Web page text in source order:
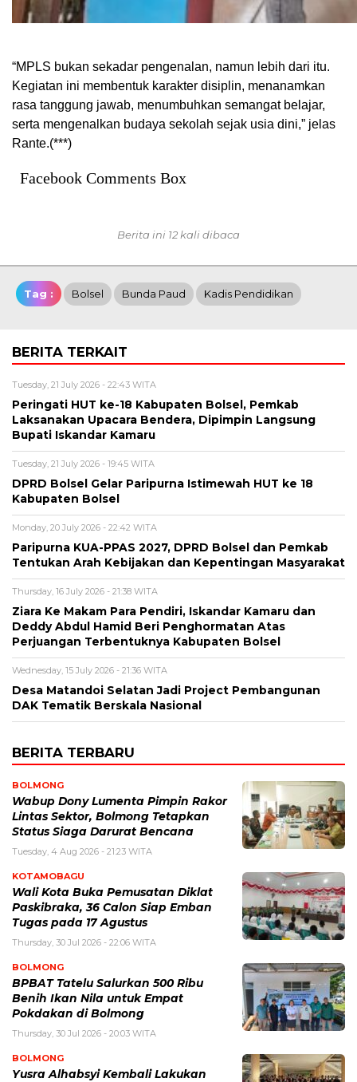
“MPLS bukan sekadar pengenalan, namun lebih dari itu.
Kegiatan ini membentuk karakter disiplin, menanamkan
rasa tanggung jawab, menumbuhkan semangat belajar,
serta mengenalkan budaya sekolah sejak usia dini,” jelas
Rante.(***)
Facebook Comments Box
Berita ini 12 kali dibaca
Tag : Bolsel Bunda Paud Kadis Pendidikan
BERITA TERKAIT
Tuesday, 21 July 2026 - 22:43 WITA
Peringati HUT ke-18 Kabupaten Bolsel, Pemkab
Laksanakan Upacara Bendera, Dipimpin Langsung
Bupati Iskandar Kamaru
Tuesday, 21 July 2026 - 19:45 WITA
DPRD Bolsel Gelar Paripurna Istimewah HUT ke 18
Kabupaten Bolsel
Monday, 20 July 2026 - 22:42 WITA
Paripurna KUA-PPAS 2027, DPRD Bolsel dan Pemkab
Tentukan Arah Kebijakan dan Kepentingan Masyarakat
Thursday, 16 July 2026 - 21:38 WITA
Ziara Ke Makam Para Pendiri, Iskandar Kamaru dan
Deddy Abdul Hamid Beri Penghormatan Atas
Perjuangan Terbentuknya Kabupaten Bolsel
Wednesday, 15 July 2026 - 21:36 WITA
Desa Matandoi Selatan Jadi Project Pembangunan
DAK Tematik Berskala Nasional
BERITA TERBARU
BOLMONG
Wabup Dony Lumenta Pimpin Rakor
Lintas Sektor, Bolmong Tetapkan
Status Siaga Darurat Bencana
Tuesday, 4 Aug 2026 - 21:23 WITA
KOTAMOBAGU
Wali Kota Buka Pemusatan Diklat
Paskibraka, 36 Calon Siap Emban
Tugas pada 17 Agustus
Thursday, 30 Jul 2026 - 22:06 WITA
BOLMONG
BPBAT Tatelu Salurkan 500 Ribu
Benih Ikan Nila untuk Empat
Pokdakan di Bolmong
Thursday, 30 Jul 2026 - 20:03 WITA
BOLMONG
Yusra Alhabsyi Kembali Lakukan